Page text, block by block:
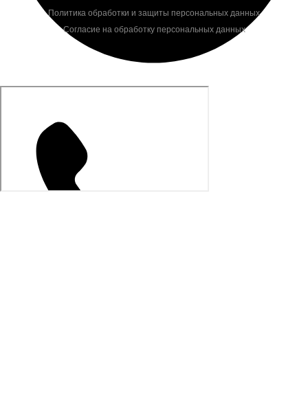
Политика обработки и защиты персональных данных
Согласие на обработку персональных данных